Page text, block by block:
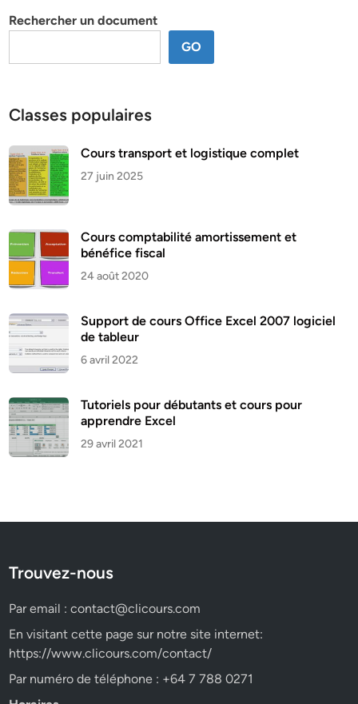
Rechercher un document
GO
Classes populaires
Cours transport et logistique complet
27 juin 2025
Cours comptabilité amortissement et
bénéfice fiscal
24 août 2020
Support de cours Office Excel 2007 logiciel
de tableur
6 avril 2022
Tutoriels pour débutants et cours pour
apprendre Excel
29 avril 2021
Trouvez-nous
Par email :contact@clicours.com
En visitant cette page sur notre site internet:
https://www.clicours.com/contact/
Par numéro de téléphone : +64 7 788 0271